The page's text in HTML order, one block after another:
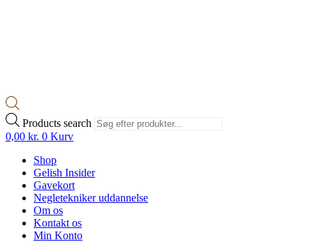
Products search
0,00 kr. 0 Kurv
Shop
Gelish Insider
Gavekort
Negletekniker uddannelse
Om os
Kontakt os
Min Konto